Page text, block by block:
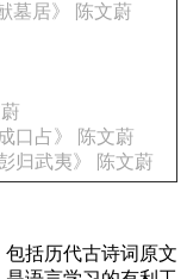
墓居》 陈文蔚
口占》 陈文蔚
归武夷》 陈文蔚
括历代古诗词原文